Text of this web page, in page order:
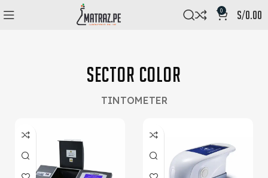
0 s/0.00
SECTOR COLOR
TINTOMETER